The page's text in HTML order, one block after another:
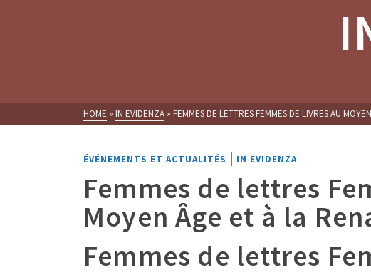
HOME » IN EVIDENZA » FEMMES DE LETTRES FEMMES DE LIVRES AU
ÉVÉNEMENTS ET ACTUALITÉS | IN EVIDENZA
Femmes de lettres
Moyen Âge et à la
Femmes de lettres